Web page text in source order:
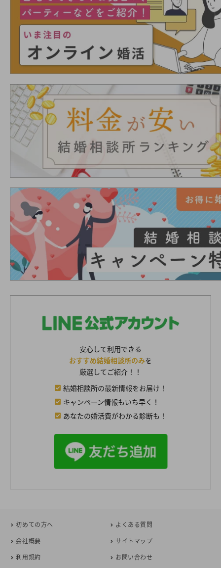
安心して利用できる
おすすめ結婚相談所のみを
厳選してご紹介！！
結婚相談所の最新情報をお届け！
キャンペーン情報もいち早く！
あなたの婚活費がわかる診断も！
初めての方へ
よくある質問
会社概要
サイトマップ
利用規約
お問い合わせ